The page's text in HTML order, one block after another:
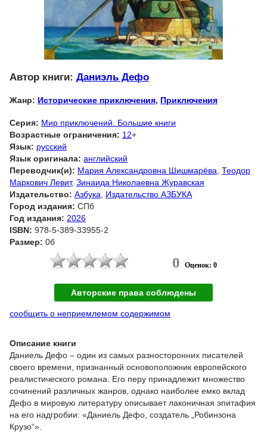
Автор книги: Даниэль Дефо
Жанр: Исторические приключения, Приключения
Серия: Мир приключений. Большие книги
Возрастные ограничения: 12+
Язык: русский
Язык оригинала: английский
Переводчик(и): Мария Александровна Шишмарёва Теодор
Маркович Левит, Зинаида Николаевна Журавская
Издательство: Азбука
Издательство АЗБУКА
Город издания: СПб
Год издания: 2026
ISBN: 978-5-389-33955-2
Размер: 0б
0 Оценок: 0
Авторские права соблюдены
сообщить о неприемлемом содержимом
Описание книги
Даниель Дефо – один из самых разносторонних писателей
своего времени, признанный основоположник европейского
реалистического романа. Его перу принадлежит множество
сочинений различных жанров, однако наиболее емко вклад
Дефо в мировую литературу описывает лаконичная эпитафия
на его надгробии: «Даниель Дефо, создатель „Робинзона
Крузо“».